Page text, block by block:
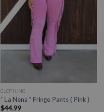
CLOTHING
” La Nena ” Fringe Pants ( Pink )
$44.99